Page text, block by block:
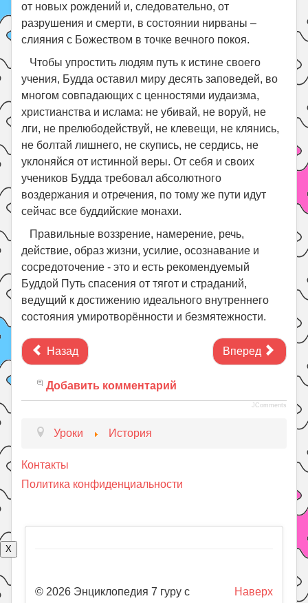
от новых рождений и, следовательно, от
разрушения и смерти, в состоянии нирваны –
слияния с Божеством в точке вечного покоя.
Чтобы упростить людям путь к истине своего
учения, Будда оставил миру десять заповедей, во
многом совпадающих с ценностями иудаизма,
христианства и ислама: не убивай, не воруй, не
лги, не прелюбодействуй, не клевещи, не клянись,
не болтай лишнего, не скупись, не сердись, не
уклоняйся от истинной веры. От себя и своих
учеников Будда требовал абсолютного
воздержания и отречения, по тому же пути идут
сейчас все буддийские монахи.
Правильные воззрение, намерение, речь,
действие, образ жизни, усилие, осознавание и
сосредоточение - это и есть рекомендуемый
Буддой Путь спасения от тягот и страданий,
ведущий к достижению идеального внутреннего
состояния умиротворённости и безмятежности.
Назад Вперед
Добавить комментарий
JComments
Уроки История
Контакты
Политика конфиденциальности
X
Наверх
© 2026 Энциклопедия 7 гуру с